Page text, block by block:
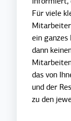
Für viele
ein ganzes
dann
das von
und der
zu den